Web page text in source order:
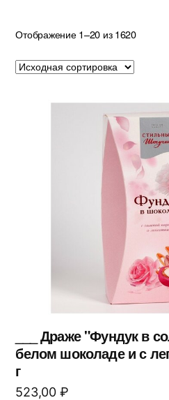
Отображение 1–20 из 1620
___ Драже "Фундук в
белом шоколаде и с
г
523,00 ₽